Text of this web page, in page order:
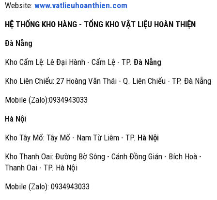
Website: www.vatlieuhoanthien.com
HỆ THỐNG KHO HÀNG - TỔNG KHO VẬT LIỆU HOÀN THIỆN
Đà Nẵng
Kho Cẩm Lệ: Lê Đại Hành - Cẩm Lệ - TP. Đà Nẵng
Kho Liên Chiểu: 27 Hoàng Văn Thái - Q. Liên Chiểu - TP. Đà Nẵng
Mobile (Zalo):0934943033
Hà Nội
Kho Tây Mổ: Tây Mổ - Nam Từ Liêm - TP. Hà Nội
Kho Thanh Oai: Đường Bờ Sông - Cánh Đồng Gián - Bích Hoà -
Thanh Oai - TP. Hà Nội
Mobile (Zalo): 0934943033